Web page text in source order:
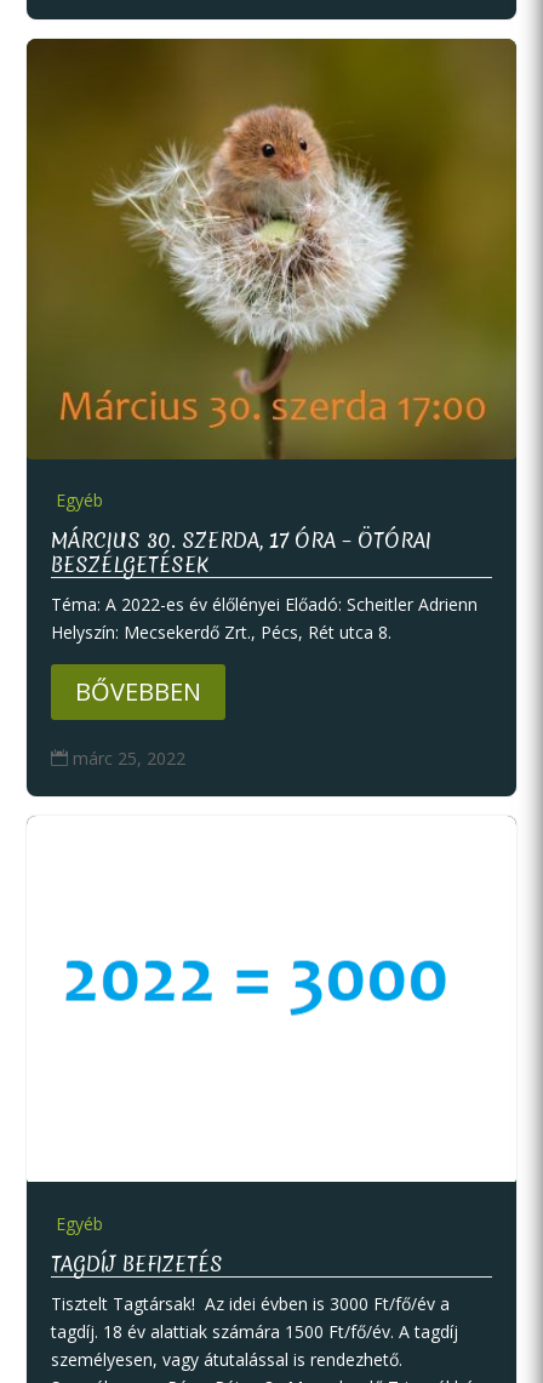
Egyéb
MÁRCIUS 30. SZERDA, 17 ÓRA – ÖTÓRAI
BESZÉLGETÉSEK
Téma: A 2022-es év élőlényei Előadó: Scheitler Adrienn
Helyszín: Mecsekerdő Zrt., Pécs, Rét utca 8.
BŐVEBBEN
 márc 25, 2022
Egyéb
TAGDÍJ BEFIZETÉS
Tisztelt Tagtársak! Az idei évben is 3000 Ft/fő/év a
tagdíj. 18 év alattiak számára 1500 Ft/fő/év. A tagdíj
személyesen, vagy átutalással is rendezhető.